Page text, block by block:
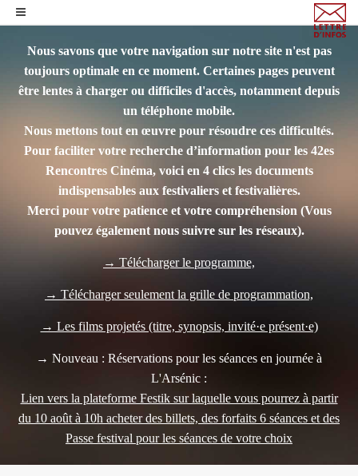
Nous savons que votre navigation sur notre site n'est pas
toujours optimale en ce moment. Certaines pages peuvent
être lentes à charger ou difficiles d'accès, notamment depuis
un téléphone mobile.
Nous mettons tout en œuvre pour résoudre ces difficultés.
Pour faciliter votre recherche d’information pour les 42es
Rencontres Cinéma, voici en 4 clics les documents
indispensables aux festivaliers et festivalières.
Merci pour votre patience et votre compréhension (Vous
pouvez également nous suivre sur les réseaux).
→ Télécharger le programme,
→ Télécharger seulement la grille de programmation,
→ Les films projetés (titre, synopsis, invité·e présent·e)
→ Nouveau : Réservations pour les séances en journée à
L'Arsénic :
Lien vers la plateforme Festik sur laquelle vous pourrez à partir
du 10 août à 10h acheter des billets, des forfaits 6 séances et des
Passe festival pour les séances de votre choix